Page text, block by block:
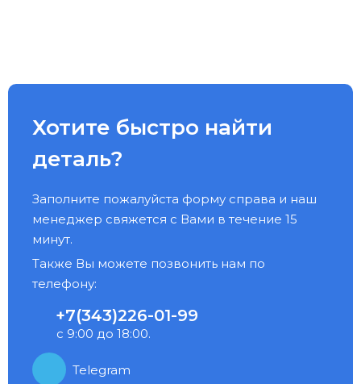
Хотите быстро найти
деталь?
Заполните пожалуйста форму справа и наш
менеджер свяжется с Вами в течение 15
минут.
Также Вы можете позвонить нам по
телефону:
+7(343)226-01-99
с 9:00 до 18:00.
Telegram